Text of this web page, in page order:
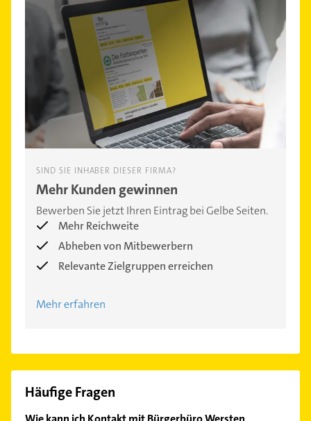
SIND SIE INHABER DIESER FIRMA?
Mehr Kunden gewinnen
Bewerben Sie jetzt Ihren Eintrag bei Gelbe Seiten.
Mehr Reichweite
Abheben von Mitbewerbern
Relevante Zielgruppen erreichen
Mehr erfahren
Häufige Fragen